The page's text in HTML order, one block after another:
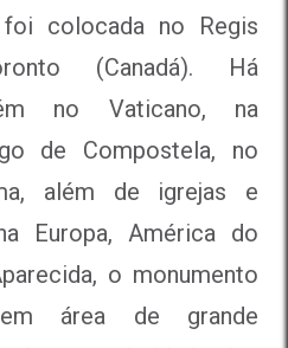
colocada no Regis
(Canadá). Há
no Vaticano, na
de Compostela, no
além de igrejas e
Europa, América do
o monumento
área de grande